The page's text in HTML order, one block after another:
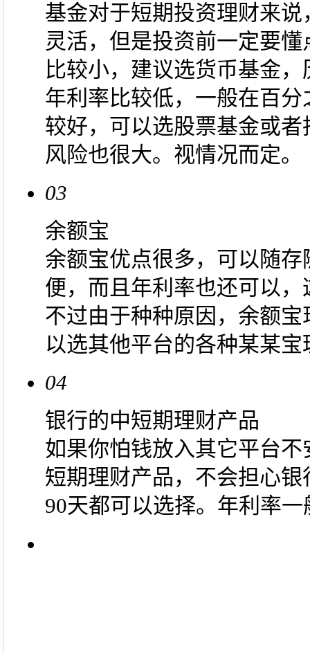
基金对于短期投资理财来
灵活，但是投资前一定要
比较小，建议选货币基金
年利率比较低，一般在百
较好，可以选股票基金或
风险也很大。视情况而定。
03
余额宝
余额宝优点很多，可以随
便，而且年利率也还可以
不过由于种种原因，余额
以选其他平台的各种某某宝
04
银行的中短期理财产品
如果你怕钱放入其它平台
短期理财产品，不会担心
90天都可以选择。年利率